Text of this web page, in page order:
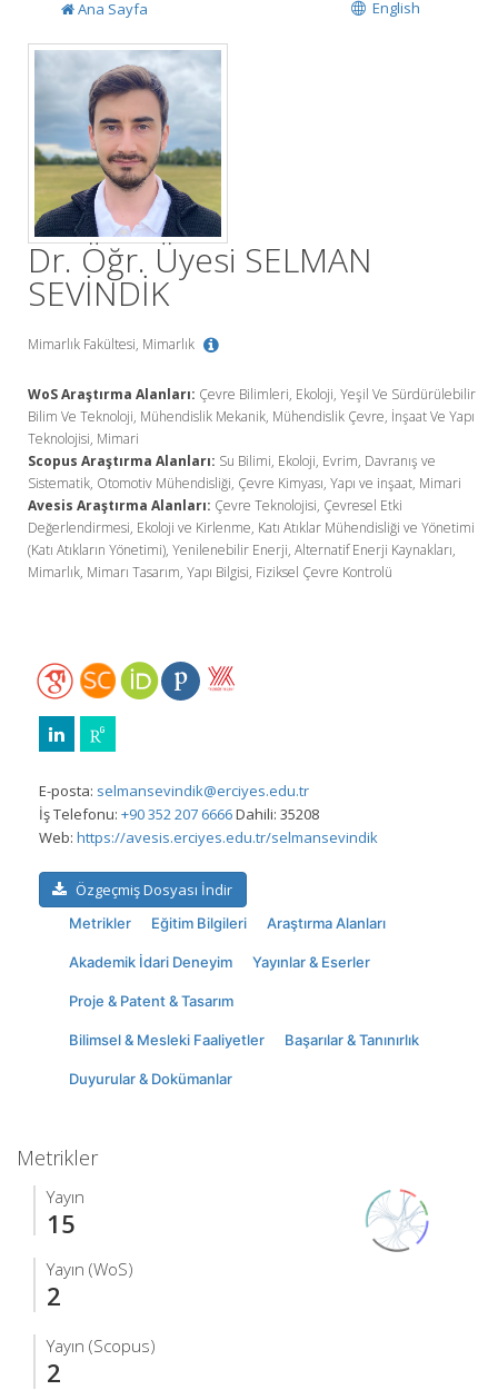
English
Ana Sayfa
Dr. Öğr. Üyesi SELMAN
SEVİNDİK
Mimarlık Fakültesi, Mimarlık
WoS Araştırma Alanları: Çevre Bilimleri, Ekoloji, Yeşil Ve Sürdürülebilir
Bilim Ve Teknoloji, Mühendislik Mekanik, Mühendislik Çevre, İnşaat Ve Yapı
Teknolojisi, Mimari
Scopus Araştırma Alanları: Su Bilimi, Ekoloji, Evrim, Davranış ve
Sistematik, Otomotiv Mühendisliği, Çevre Kimyası, Yapı ve inşaat, Mimari
Avesis Araştırma Alanları: Çevre Teknolojisi, Çevresel Etki
Değerlendirmesi, Ekoloji ve Kirlenme, Katı Atıklar Mühendisliği ve Yönetimi
(Katı Atıkların Yönetimi), Yenilenebilir Enerji, Alternatif Enerji Kaynakları,
Mimarlık, Mimarı Tasarım, Yapı Bilgisi, Fiziksel Çevre Kontrolü
E-posta: selmansevindik@erciyes.edu.tr
İş Telefonu: +90 352 207 6666Dahili: 35208
Web: https://avesis.erciyes.edu.tr/selmansevindik
Özgeçmiş Dosyası İndir
Metrikler Eğitim Bilgileri Araştırma Alanları
Akademik İdari Deneyim Yayınlar & Eserler
Proje & Patent & Tasarım
Bilimsel & Mesleki Faaliyetler Başarılar & Tanınırlık
Duyurular & Dokümanlar
Metrikler
Yayın
15
Yayın (WoS)
2
Yayın (Scopus)
2